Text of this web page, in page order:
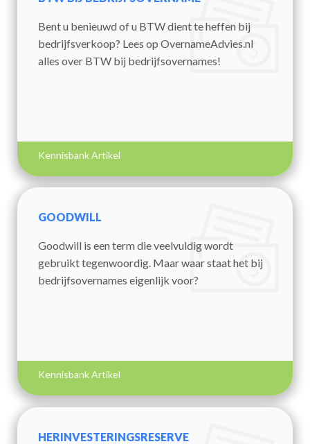
Bent u benieuwd of u BTW dient te heffen bij
bedrijfsverkoop? Lees op OvernameAdvies.nl
alles over BTW bij bedrijfsovernames!
Kennisbank Artikel
GOODWILL
Goodwill is een term die veelvuldig wordt
gebruikt tegenwoordig. Maar waar staat het bij
bedrijfsovernames eigenlijk voor?
Kennisbank Artikel
HERINVESTERINGSRESERVE